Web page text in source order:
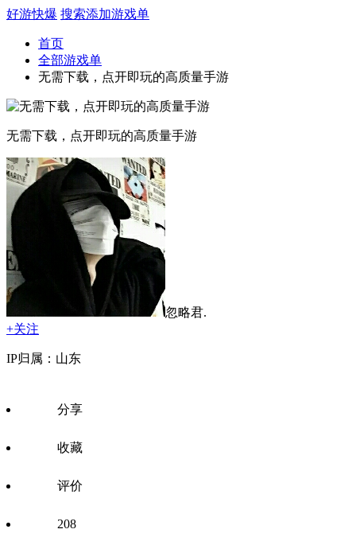
好游快爆 搜索添加游戏单
首页
全部游戏单
无需下载，点开即玩的高质量手游
无需下载，点开即玩的高质量手游
忽略君.
+关注
IP归属：山东
分享
收藏
评价
208